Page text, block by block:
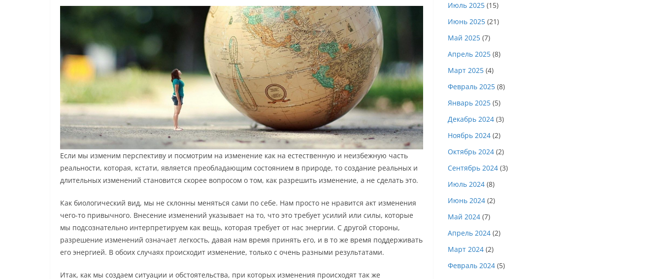
Если мы изменим перспективу и посмотрим на изменение как на естественную и неизбежную часть
реальности, которая, кстати, является преобладающим состоянием в природе, то создание реальных и
длительных изменений становится скорее вопросом о том, как разрешить изменение, а не сделать это.
Как биологический вид, мы не склонны меняться сами по себе. Нам просто не нравится акт изменения
чего-то привычного. Внесение изменений указывает на то, что это требует усилий или силы, которые
мы подсознательно интерпретируем как вещь, которая требует от нас энергии. С другой стороны,
разрешение изменений означает легкость, давая нам время принять его, и в то же время поддерживать
его энергией. В обоих случаях происходит изменение, только с очень разными результатами.
Итак, как мы создаем ситуации и обстоятельства, при которых изменения происходят так же
Июль 2025 (15)
Июнь 2025 (21)
Май 2025 (7)
Апрель 2025 (8)
Март 2025 (4)
Февраль 2025 (8)
Январь 2025 (5)
Декабрь 2024 (3)
Ноябрь 2024 (2)
Октябрь 2024 (2)
Сентябрь 2024 (3)
Июль 2024 (8)
Июнь 2024 (2)
Май 2024 (7)
Апрель 2024 (2)
Март 2024 (2)
Февраль 2024 (5)